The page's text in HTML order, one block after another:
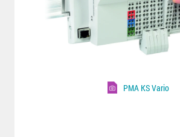
PMA KS Vario